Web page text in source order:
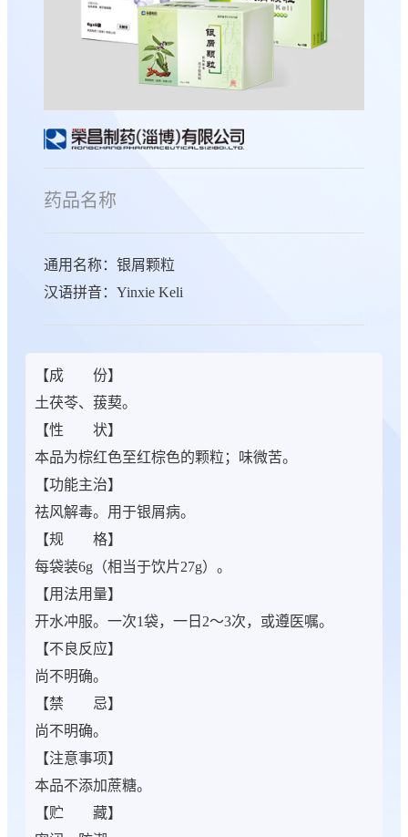
药品名称
通用名称：银屑颗粒
汉语拼音：Yinxie Keli
【成 份】
土茯苓、菝葜。
【性 状】
本品为棕红色至红棕色的颗粒；味微苦。
【功能主治】
祛风解毒。用于银屑病。
【规 格】
每袋装6g（相当于饮片27g）。
【用法用量】
开水冲服。一次1袋，一日2～3次，或遵医嘱。
【不良反应】
尚不明确。
【禁 忌】
尚不明确。
【注意事项】
本品不添加蔗糖。
【贮 藏】